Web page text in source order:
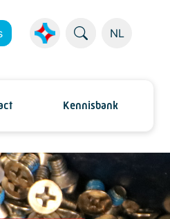
NL
Kennisbank